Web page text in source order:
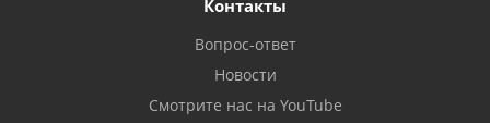
Контакты
Вопрос-ответ
Новости
Смотрите нас на YouTube